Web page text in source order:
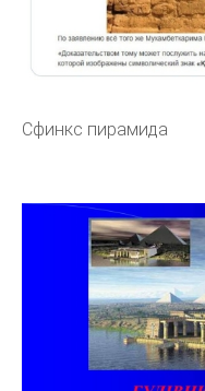
Сфинкс пирамида